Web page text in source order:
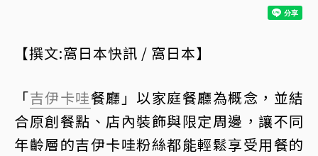
【撰文:窩日本快訊 / 窩日本】
「吉伊卡哇餐廳」以家庭餐廳為概念，並結
合原創餐點、店內裝飾與限定周邊，讓不同
年齡層的吉伊卡哇粉絲都能輕鬆享受用餐的